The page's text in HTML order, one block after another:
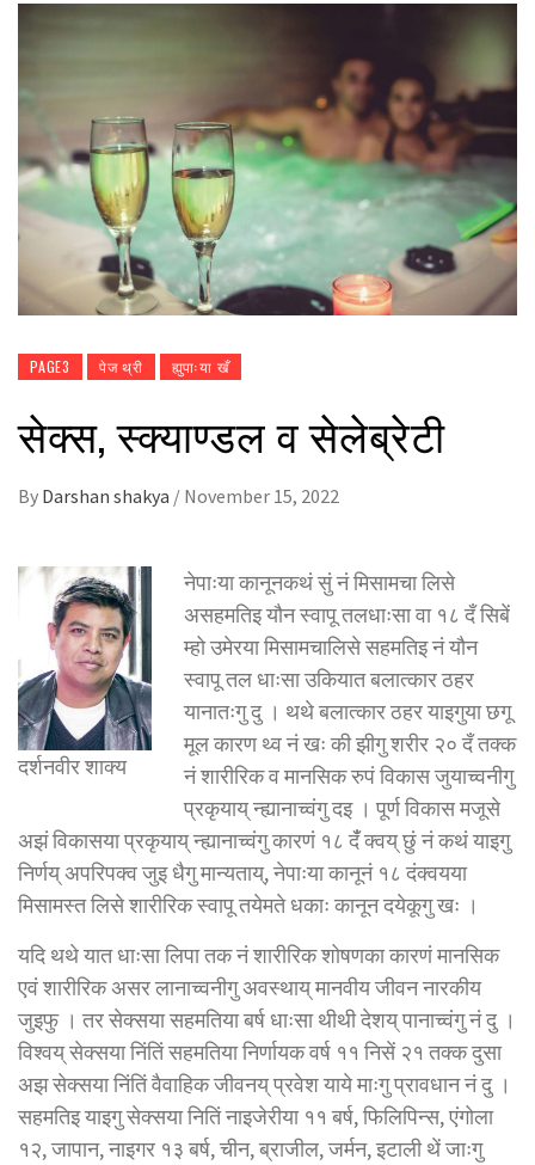
PAGE3 पेज थ्री ह्युपाःया खँ
सेक्स, स्क्याण्डल व सेलेब्रेटी
By Darshan shakya / November 15, 2022
दर्शनवीर शाक्य
नेपाःया कानूनकथं सुं नं मिसामचा लिसे
असहमतिइ यौन स्वापू तलधाःसा वा १८ दँ सिबें
म्हो उमेरया मिसामचालिसे सहमतिइ नं यौन
स्वापू तल धाःसा उकियात बलात्कार ठहर
यानातःगु दु । थथे बलात्कार ठहर याइगुया छगू
मूल कारण थ्व नं खः की झीगु शरीर २० दँ तक्क
नं शारीरिक व मानसिक रुपं विकास जुयाच्वनीगु
प्रकृयाय् न्ह्यानाच्वंगु दइ । पूर्ण विकास मजूसे
अझं विकासया प्रकृयाय् न्ह्यानाच्वंगु कारणं १८ दँं क्वय् छुं नं कथं याइगु
निर्णय् अपरिपक्व जुइ धैगु मान्यताय्, नेपाःया कानूनं १८ दंक्वयया
मिसामस्त लिसे शारीरिक स्वापू तयेमते धकाः कानून दयेकूगु खः ।
यदि थथे यात धाःसा लिपा तक नं शारीरिक शोषणका कारणं मानसिक
एवं शारीरिक असर लानाच्वनीगु अवस्थाय् मानवीय जीवन नारकीय
जुइफु । तर सेक्सया सहमतिया बर्ष धाःसा थीथी देशय् पानाच्वंगु नं दु ।
विश्वय् सेक्सया निंतिं सहमतिया निर्णायक वर्ष ११ निसें २१ तक्क दुसा
अझ सेक्सया निंतिं वैवाहिक जीवनय् प्रवेश याये माःगु प्रावधान नं दु ।
सहमतिइ याइगु सेक्सया नितिं नाइजेरीया ११ बर्ष, फिलिपिन्स, एंगोला
१२, जापान, नाइगर १३ बर्ष, चीन, ब्राजील, जर्मन, इटाली थें जाःगु